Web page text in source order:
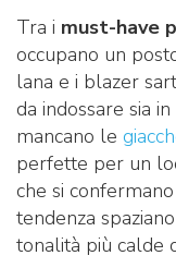
Tra i must-have
occupano un
lana e i blazer
da indossare sia
mancano le
perfette per un
che si
tendenza
tonalità più calde